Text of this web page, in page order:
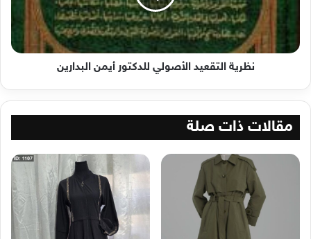
البدارين
نظرية التقعيد الأصولي للدكتور أيمن البدارين
مقالات ذات صلة